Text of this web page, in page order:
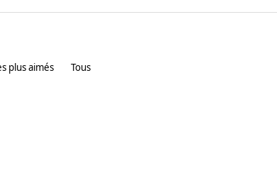
plus aimés Tous